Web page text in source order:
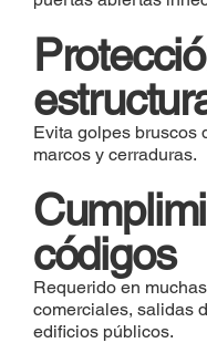
Evita golpes bruscos
marcos y cerraduras.
códigos
Requerido en
comerciales, salidas
edificios públicos.